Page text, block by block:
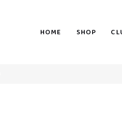
HOME SHOP